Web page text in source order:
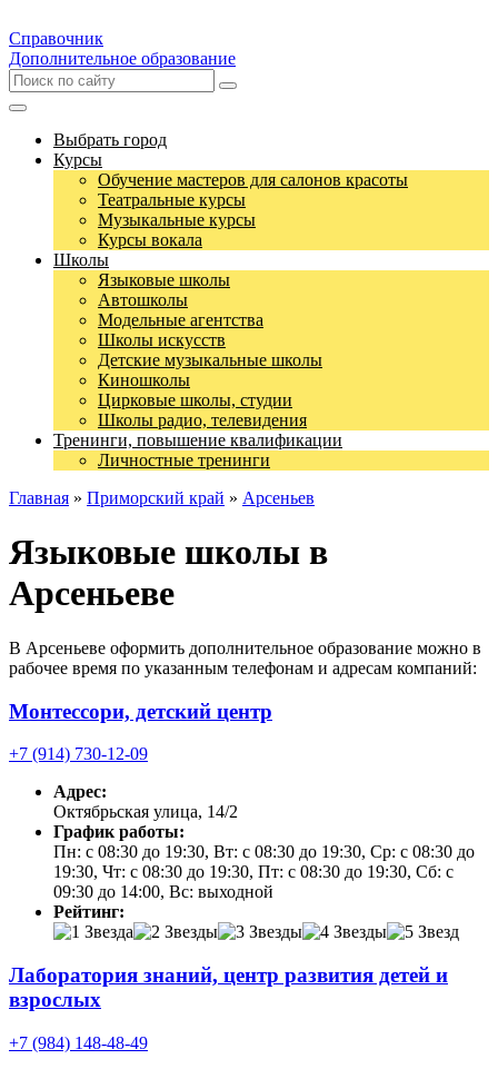
Справочник
Дополнительное образование
Выбрать город
Курсы
Обучение мастеров для салонов красоты
Театральные курсы
Музыкальные курсы
Курсы вокала
Школы
Языковые школы
Автошколы
Модельные агентства
Школы искусств
Детские музыкальные школы
Киношколы
Цирковые школы, студии
Школы радио, телевидения
Тренинги, повышение квалификации
Личностные тренинги
Главная » Приморский край » Арсеньев
Языковые школы в
Арсеньеве
В Арсеньеве оформить дополнительное образование можно в
рабочее время по указанным телефонам и адресам компаний:
Монтессори, детский центр
+7 (914) 730-12-09
Адрес:
Октябрьская улица, 14/2
График работы:
Пн: с 08:30 до 19:30, Вт: с 08:30 до 19:30, Ср: с 08:30 до
19:30, Чт: с 08:30 до 19:30, Пт: с 08:30 до 19:30, Сб: с
09:30 до 14:00, Вс: выходной
Рейтинг:
Лаборатория знаний, центр развития детей и
взрослых
+7 (984) 148-48-49